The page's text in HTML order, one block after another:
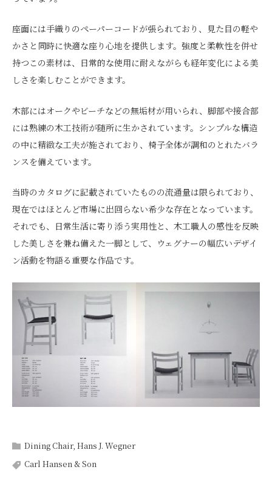
座面には手織りのペーパーコードが張られており、見た目の軽や
かさと同時に快適な座り心地を提供します。強度と柔軟性を併せ
持つこの素材は、日常的な使用に耐えながらも経年変化による美
しさを楽しむことができます。
木部にはオークやビーチなどの無垢材が用いられ、脚部や接合部
には熟練の木工技術が随所に生かされています。シンプルな構造
の中に精緻な工夫が施されており、椅子全体が調和のとれたバラ
ンスを備えています。
当時のカタログに記載されていたものの流通量は限られており、
現在ではほとんど市場に出回らない希少な存在となっています。
それでも、日常生活に寄り添う実用性と、木工職人の感性を反映
した美しさを兼ね備えた一脚として、ウェグナーの幅広いデザイ
ン活動を物語る重要な作品です。
Dining Chair, Hans J. Wegner
Carl Hansen & Son